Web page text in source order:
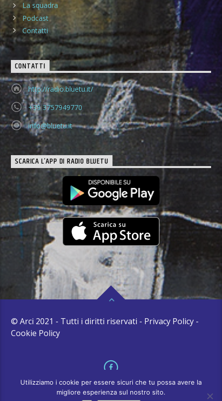
La squadra
Podcast
Contatti
CONTATTI
http://radio.bluetu.it/
+39 3757949770
info@bluetu.it
SCARICA L’APP DI RADIO BLUETU
© Arci 2021 - Tutti i diritti riservati - Privacy Policy -
Cookie Policy
Utilizziamo i cookie per essere sicuri che tu possa avere la
migliore esperienza sul nostro sito.